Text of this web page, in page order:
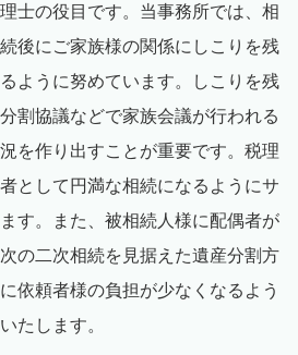
士の役目です。当事務所では、相
後にご家族様の関係にしこりを残
ように努めています。しこりを残
割協議などで家族会議が行われる
を作り出すことが重要です。税理
として円満な相続になるようにサ
す。また、被相続人様に配偶者が
の二次相続を見据えた遺産分割方
依頼者様の負担が少なくなるよう
たします。